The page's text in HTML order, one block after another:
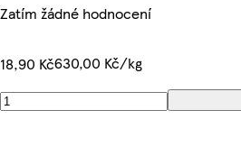
Zatím žádné hodnocení
18,90 Kč630,00 Kč/kg